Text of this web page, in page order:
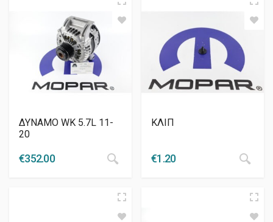
ΔΥΝΑΜΟ WK 5.7L 11-
20
€352.00
ΚΛΙΠ
€1.20